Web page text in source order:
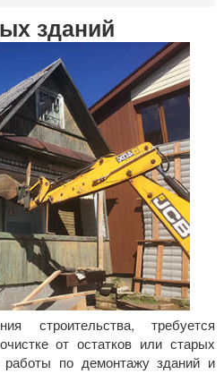
зданий
строительства, требуется
от остатков или старых
работы по демонтажу зданий и